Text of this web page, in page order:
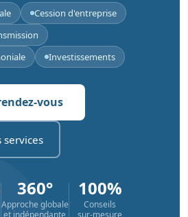
Cession d'entreprise
Investissements
vous
services
360°
Approche globale
et indépendante
100%
Conseils
sur-mesure